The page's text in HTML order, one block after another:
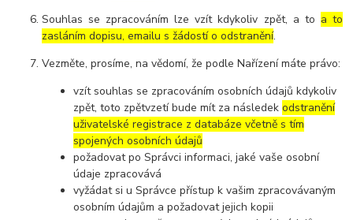
Souhlas se zpracováním lze vzít kdykoliv zpět, a to a to
zasláním dopisu, emailu s žádostí o odstranění.
Vezměte, prosíme, na vědomí, že podle Nařízení máte právo:
vzít souhlas se zpracováním osobních údajů kdykoliv
zpět, toto zpětvzetí bude mít za následekodstranění
uživatelské registrace z databáze včetně s tím
spojených osobních údajů
požadovat po Správci informaci, jaké vaše osobní
údaje zpracovává
vyžádat si u Správce přístup k vašim zpracovávaným
osobním údajům a požadovat jejich kopii